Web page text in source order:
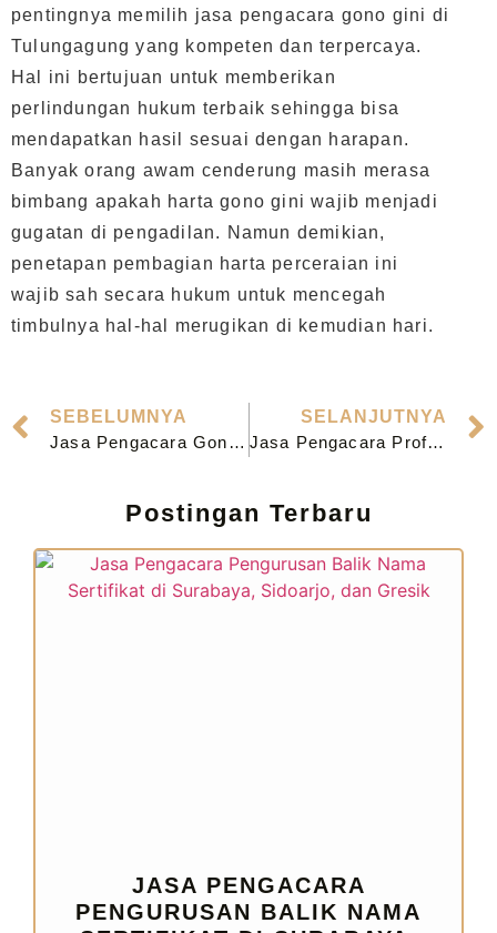
pentingnya memilih jasa pengacara gono gini di
Tulungagung yang kompeten dan terpercaya.
Hal ini bertujuan untuk memberikan
perlindungan hukum terbaik sehingga bisa
mendapatkan hasil sesuai dengan harapan.
Banyak orang awam cenderung masih merasa
bimbang apakah harta gono gini wajib menjadi
gugatan di pengadilan. Namun demikian,
penetapan pembagian harta perceraian ini
wajib sah secara hukum untuk mencegah
timbulnya hal-hal merugikan di kemudian hari.
SEBELUMNYA
Jasa Pengacara Gono Gini di Surabaya Terpercaya
SELANJUTNYA
Jasa Pengacara Profesional Perusahaan di Bangil
Postingan Terbaru
JASA PENGACARA
PENGURUSAN BALIK NAMA